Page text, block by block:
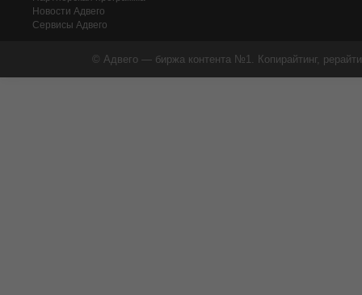
Новости Адвего
Сервисы Адвего
© Адвего — биржа контента №1. Копирайтинг,